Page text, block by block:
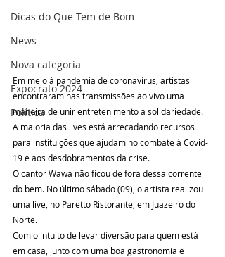
Dicas do Que Tem de Bom
News
Nova categoria
Expocrato 2024
Política
Em meio à pandemia de coronavírus, artistas
encontraram nas transmissões ao vivo uma
maneira de unir entretenimento a solidariedade.
A maioria das lives está arrecadando recursos
para instituições que ajudam no combate à Covid-
19 e aos desdobramentos da crise.
O cantor Wawa não ficou de fora dessa corrente
do bem. No último sábado (09), o artista realizou
uma live, no Paretto Ristorante, em Juazeiro do
Norte.
Com o intuito de levar diversão para quem está
em casa, junto com uma boa gastronomia e